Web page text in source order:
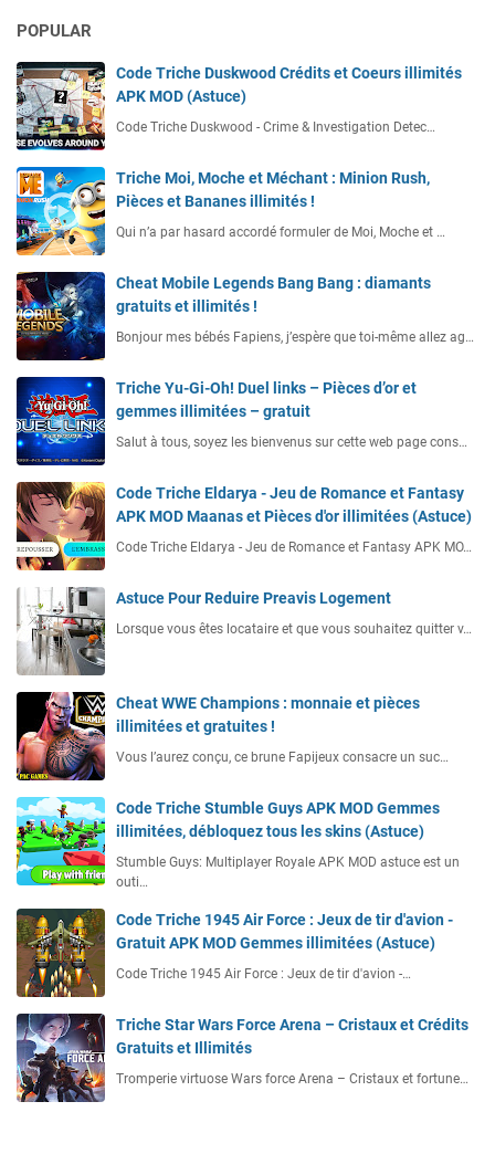
POPULAR
Code Triche Duskwood Crédits et Coeurs illimités
APK MOD (Astuce)
Code Triche Duskwood - Crime & Investigation Detec…
Triche Moi, Moche et Méchant : Minion Rush,
Pièces et Bananes illimités !
Qui n’a par hasard accordé formuler de Moi, Moche et …
Cheat Mobile Legends Bang Bang : diamants
gratuits et illimités !
Bonjour mes bébés Fapiens, j’espère que toi-même allez ag…
Triche Yu-Gi-Oh! Duel links – Pièces d’or et
gemmes illimitées – gratuit
Salut à tous, soyez les bienvenus sur cette web page cons…
Code Triche Eldarya - Jeu de Romance et Fantasy
APK MOD Maanas et Pièces d'or illimitées (Astuce)
Code Triche Eldarya - Jeu de Romance et Fantasy APK MO…
Astuce Pour Reduire Preavis Logement
Lorsque vous êtes locataire et que vous souhaitez quitter v…
Cheat WWE Champions : monnaie et pièces
illimitées et gratuites !
Vous l’aurez conçu, ce brune Fapijeux consacre un suc…
Code Triche Stumble Guys APK MOD Gemmes
illimitées, débloquez tous les skins (Astuce)
Stumble Guys: Multiplayer Royale APK MOD astuce est un
outi…
Code Triche 1945 Air Force : Jeux de tir d'avion -
Gratuit APK MOD Gemmes illimitées (Astuce)
Code Triche 1945 Air Force : Jeux de tir d'avion -…
Triche Star Wars Force Arena – Cristaux et Crédits
Gratuits et Illimités
Tromperie virtuose Wars force Arena – Cristaux et fortune…